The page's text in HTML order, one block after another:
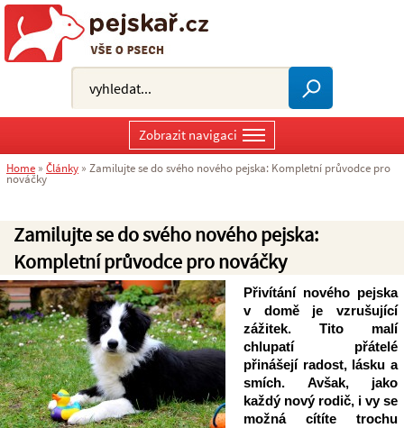
Zamilujte se do svého nového pejska:
Kompletní průvodce pro nováčky
Přivítání nového pejska
v domě je vzrušující
zážitek. Tito malí
chlupatí přátelé
přinášejí radost, lásku a
smích. Avšak, jako
každý nový rodič, i vy se
možná cítíte trochu
Zobrazit navigaci
Home » Články » Zamilujte se do svého nového pejska: Kompletní průvodce pro
nováčky